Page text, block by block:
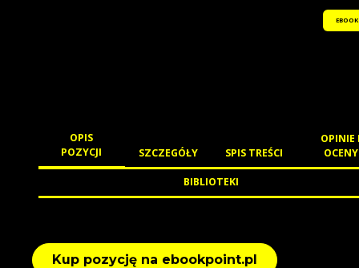
EBOOK
OPIS
POZYCJI
SZCZEGÓŁY SPIS TREŚCI
OPINIE
OCENY
BIBLIOTEKI
Kup pozycję na ebookpoint.pl